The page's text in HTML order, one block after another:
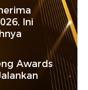
Ini
Awards